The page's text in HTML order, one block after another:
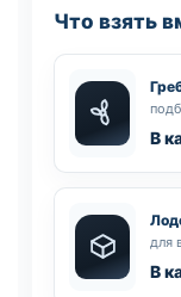
Что взять
В
для
В